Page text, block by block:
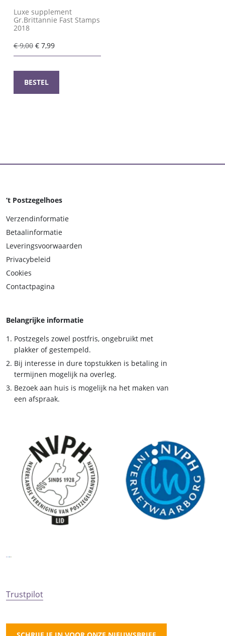
Luxe supplement
Gr.Brittannie Fast Stamps
2018
€9,00 Oorspronkelijke
prijs
€ 9,00.
€ 7,99Huidige
prijs
BESTEL
‘t Postzegelhoes
Verzendinformatie
Betaalinformatie
Leveringsvoorwaarden
Privacybeleid
Cookies
Contactpagina
Belangrijke informatie
Postzegels zowel postfris, ongebruikt met
plakker of gestempeld.
Bij interesse in dure topstukken is betaling in
termijnen mogelijk na overleg.
Bezoek aan huis is mogelijk na het maken van
een afspraak.
Trustpilot